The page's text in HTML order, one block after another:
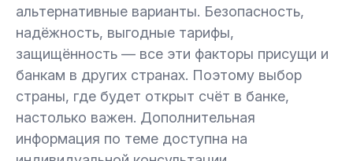
альтернативные варианты. Безопасность,
надёжность, выгодные тарифы,
защищённость — все эти факторы присущи и
банкам в других странах. Поэтому выбор
страны, где будет открыт счёт в банке,
настолько важен. Дополнительная
информация по теме доступна на